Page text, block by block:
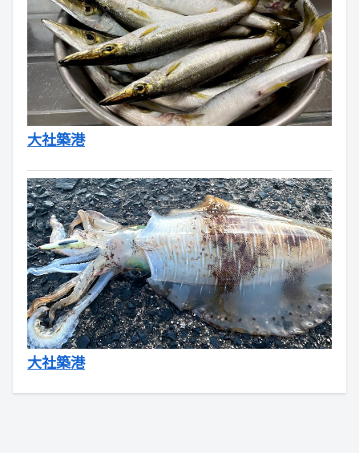
大社築港
大社築港